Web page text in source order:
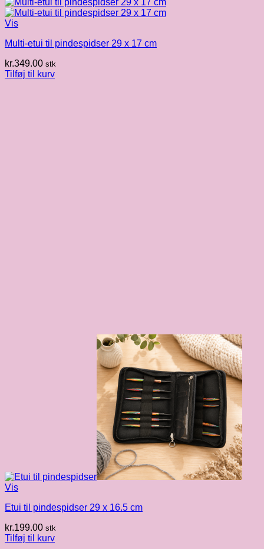
Vis
Multi-etui til pindespidser 29 x 17 cm
kr.349.00 stk
Tilføj til kurv
Vis
Etui til pindespidser 29 x 16.5 cm
kr.199.00 stk
Tilføj til kurv